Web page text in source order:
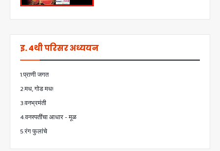
इ. 4थी परिसर अध्ययन
1.प्राणी जगत
2.मध, गोड मध!
3.वनभ्रमंती
4.वनस्पतींचा आधार - मूळ
5.रंग फुलांचे